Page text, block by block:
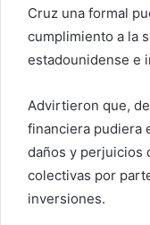
Cruz una formal
cumplimiento a la
estadounidense e
Advirtieron que,
financiera pudiera
daños y perjuicios
colectivas por
inversiones.